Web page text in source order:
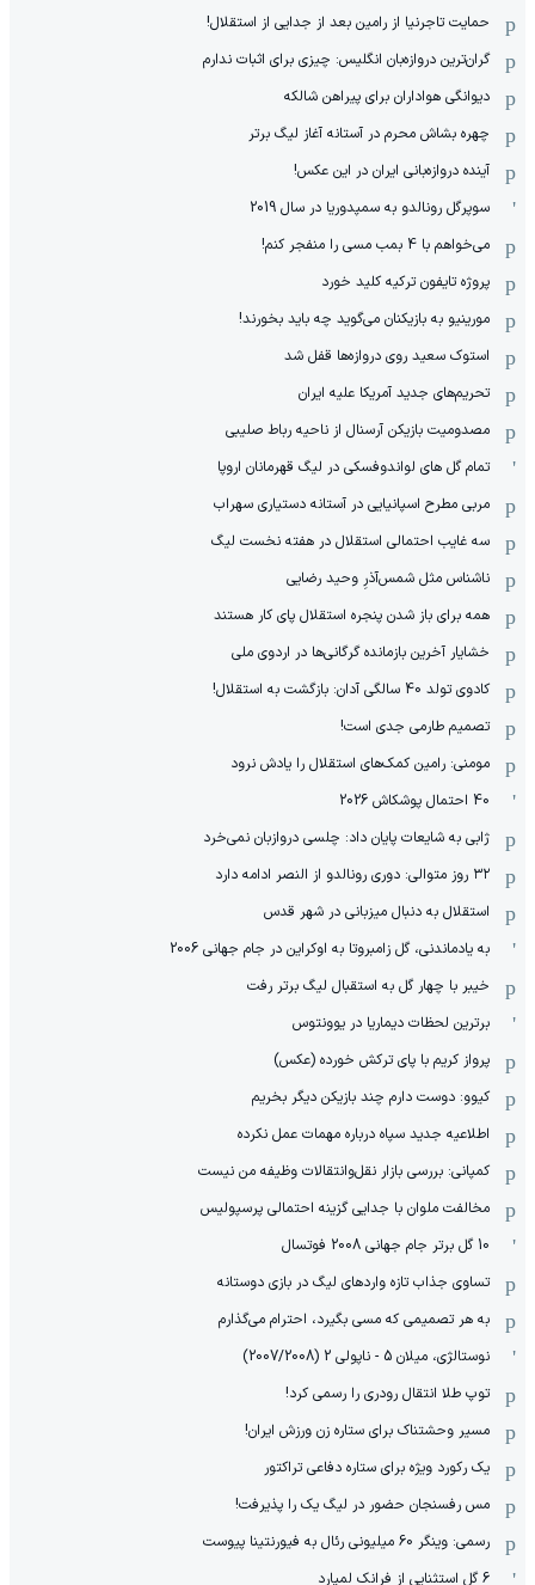
حمایت تاجرنیا از رامین بعد از جدایی از استقلال!
گران‌ترین دروازه‌بان انگلیس: چیزی برای اثبات ندارم
دیوانگی هواداران برای پیراهن شالکه
چهره بشاش محرم در آستانه آغاز لیگ برتر
آینده دروازه‌بانی ایران در این عکس!
سوپرگل رونالدو به سمپدوریا در سال 2019
می‌خواهم با 4 بمب مسی را منفجر کنم!
پروژه تایفون ترکیه کلید خورد
مورینیو به بازیکنان می‌گوید چه باید بخورند!
استوک سعید روی دروازه‌ها قفل شد
تحریم‌های جدید آمریکا علیه ایران
مصدومیت بازیکن آرسنال از ناحیه رباط صلیبی
تمام گل های لواندوفسکی در لیگ قهرمانان اروپا
مربی مطرح اسپانیایی در آستانه دستیاری سهراب
سه غایب احتمالی استقلال در هفته نخست لیگ
ناشناس مثل شمس‌آذرِ وحید رضایی
همه برای باز شدن پنجره استقلال پای کار هستند
خشایار آخرین بازمانده گرگانی‌ها در اردوی ملی
کادوی تولد 40 سالگی آدان: بازگشت به استقلال!
تصمیم طارمی جدی است!
مومنی: رامین کمک‌های استقلال را یادش نرود
40 احتمال پوشکاش 2026
ژابی به شایعات پایان داد: چلسی دروازبان نمی‌خرد
۳۲ روز متوالی: دوری رونالدو از النصر ادامه دارد
استقلال به دنبال میزبانی در شهر قدس
به یادماندنی، گل زامبروتا به اوکراین در جام جهانی 2006
خیبر با چهار گل به استقبال لیگ برتر رفت
برترین لحظات دیماریا در یوونتوس
پرواز کریم با پای ترکش خورده (عکس)
کیوو: دوست دارم چند بازیکن دیگر بخریم
اطلاعیه جدید سپاه درباره مهمات عمل نکرده
کمپانی: بررسی بازار نقل‌وانتقالات وظیفه من نیست
مخالفت ملوان با جدایی گزینه احتمالی پرسپولیس
10 گل برتر جام جهانی 2008 فوتسال
تساوی جذاب تازه واردهای لیگ در بازی دوستانه
به هر تصمیمی که مسی بگیرد، احترام می‌گذارم
نوستالژی، میلان 5 - ناپولی 2 (2007/2008)
توپ طلا انتقال رودری را رسمی کرد!
مسیر وحشتناک برای ستاره زن ورزش ایران!
یک رکورد ویژه برای ستاره دفاعی تراکتور
مس رفسنجان حضور در لیگ یک را پذیرفت!
رسمی: وینگر 60 میلیونی رئال به فیورنتینا پیوست
6 گل استثنایی از فرانک لمپارد